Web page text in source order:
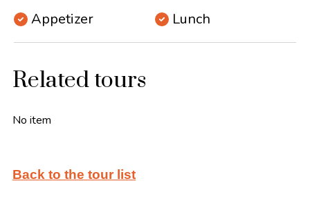
Appetizer Lunch
Related tours
No item
Back to the tour list